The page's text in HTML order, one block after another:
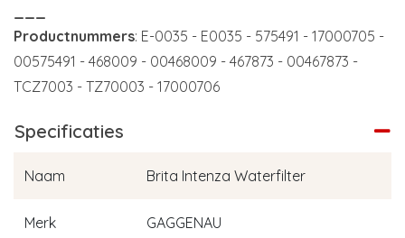
Productnummers: E-0035 - E0035 - 575491 - 17000705 -
00575491 - 468009 - 00468009 - 467873 - 00467873 -
TCZ7003 - TZ70003 - 17000706
Specificaties
Naam Brita Intenza Waterfilter
Merk GAGGENAU